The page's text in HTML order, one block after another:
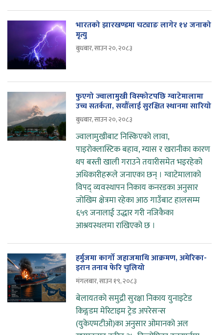
भारतको झारखण्डमा चट्याङ लागेर १४ जनाको
मृत्यु
बुधबार, साउन २०, २०८३
फुएगो ज्वालामुखी विस्फोटपछि ग्वाटेमालामा
उच्च सतर्कता, सयौँलाई सुरक्षित स्थानमा सारियो
बुधबार, साउन २०, २०८३
ज्वालामुखीबाट निस्किएको लावा,
पाइरोक्लास्टिक बहाव, ग्यास र खरानीका कारण
थप बस्ती खाली गराउने तयारीसमेत भइरहेको
अधिकारीहरूले जनाएका छन् । ग्वाटेमालाको
विपद् व्यवस्थापन निकाय कनरडका अनुसार
जोखिम क्षेत्रमा रहेका आठ गाउँबाट हालसम्म
६५९ जनालाई उद्धार गरी नजिकैका
आश्रयस्थलमा राखिएको छ ।
हर्मुजमा कार्गो जहाजमाथि आक्रमण, अमेरिका-
इरान तनाव फेरि चुलियो
मंगलबार, साउन १९, २०८३
बेलायतको समुद्री सुरक्षा निकाय युनाइटेड
किङ्गडम मेरिटाइम ट्रेड अपरेसन्स
(युकेएमटीओ)का अनुसार ओमानको अल